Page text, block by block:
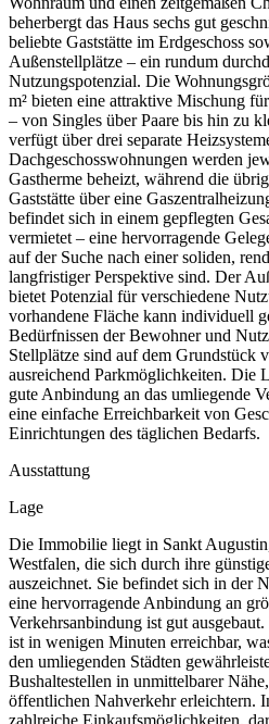
beherbergt das Haus sechs gut
beliebte Gaststätte im Erdgeschoss
Außenstellplätze – ein rundum
Nutzungspotenzial. Die
m² bieten eine attraktive Mischung
– von Singles über Paare bis hin zu
verfügt über drei separate
Dachgeschosswohnungen werden
Gastherme beheizt, während die
Gaststätte über eine
befindet sich in einem gepflegten
vermietet – eine hervorragende
auf der Suche nach einer soliden,
langfristiger Perspektive sind. Der
bietet Potenzial für verschiedene
vorhandene Fläche kann individuell
Bedürfnissen der Bewohner und
Stellplätze sind auf dem Grundstück
ausreichend Parkmöglichkeiten. Die
gute Anbindung an das umliegende
eine einfache Erreichbarkeit von
Einrichtungen des täglichen Bedarfs.
Ausstattung
Lage
Die Immobilie liegt in Sankt
Westfalen, die sich durch ihre
auszeichnet. Sie befindet sich in der
eine hervorragende Anbindung an
Verkehrsanbindung ist gut
ist in wenigen Minuten erreichbar,
den umliegenden Städten
Bushaltestellen in unmittelbarer
öffentlichen Nahverkehr erleichtern.
zahlreiche Einkaufsmöglichkeiten,